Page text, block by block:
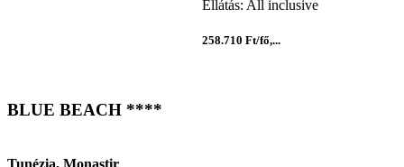
Ellátás: All inclusive
258.710 Ft/fő,...
BLUE BEACH ****